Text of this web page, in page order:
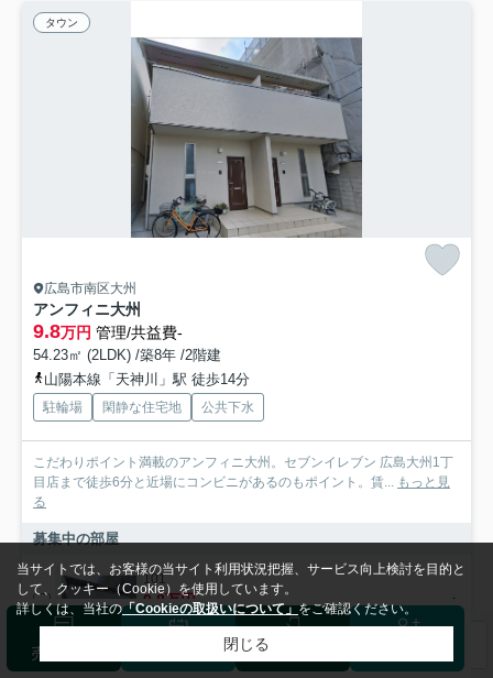
タウン
広島市南区大州
アンフィニ大州
9.8万円 管理/共益費-
54.23㎡ (2LDK) /築8年 /2階建
山陽本線「天神川」駅 徒歩14分
駐輪場 閑静な住宅地 公共下水
こだわりポイント満載のアンフィニ大州。セブンイレブン 広島大州1丁
目店まで徒歩6分と近場にコンビニがあるのもポイント。賃... もっと見
る
募集中の部屋
101
9.8万円
1-2階 / 54.23㎡ / 2LDK
売却査定 ログイン
当サイトでは、お客様の当サイト利用状況把握、サービス向上検討を目的と
して、クッキー（Cookie）を使用しています。
詳しくは、当社の「Cookieの取扱いについて」をご確認ください。
閉じる